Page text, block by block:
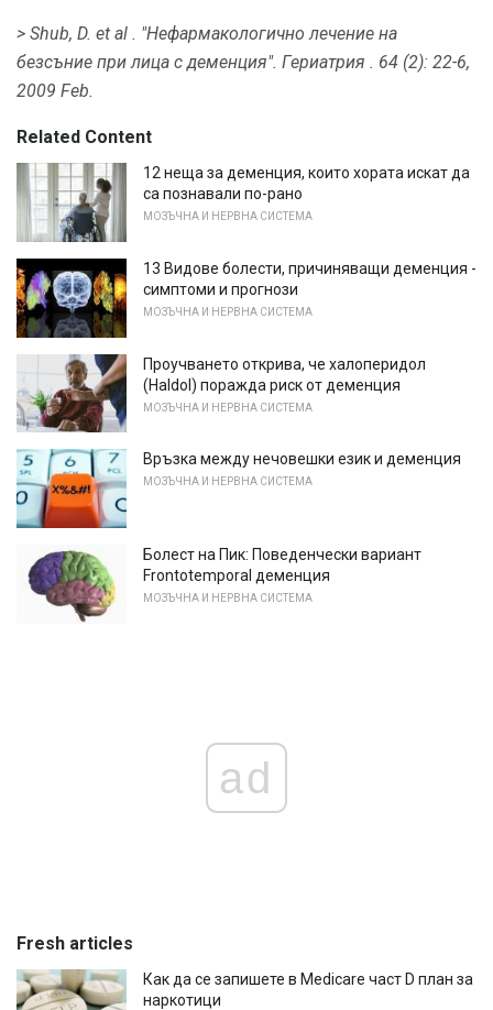
> Shub, D. et al . "Нефармакологично лечение на
безсъние при лица с деменция". Гериатрия . 64 (2): 22-6,
2009 Feb.
Related Content
12 неща за деменция, които хората искат да
са познавали по-рано
МОЗЪЧНА И НЕРВНА СИСТЕМА
13 Видове болести, причиняващи деменция -
симптоми и прогнози
МОЗЪЧНА И НЕРВНА СИСТЕМА
Проучването открива, че халоперидол
(Haldol) поражда риск от деменция
МОЗЪЧНА И НЕРВНА СИСТЕМА
Връзка между нечовешки език и деменция
МОЗЪЧНА И НЕРВНА СИСТЕМА
Болест на Пик: Поведенчески вариант
Frontotemporal деменция
МОЗЪЧНА И НЕРВНА СИСТЕМА
ad
Fresh articles
Как да се запишете в Medicare част D план за
наркотици